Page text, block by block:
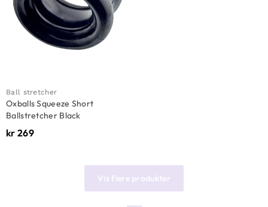
Ball stretcher
Oxballs Squeeze Short
Ballstretcher Black
kr 269
Vis flere produkter